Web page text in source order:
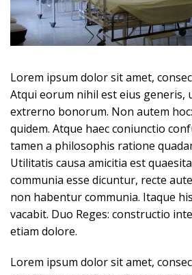
Lorem ipsum dolor sit amet,
Atqui eorum nihil est eius generis,
extrerno bonorum. Non autem
quidem. Atque haec coniunctio
tamen a philosophis ratione
Utilitatis causa amicitia est
communia esse dicuntur, recte
non habentur communia. Itaque
vacabit. Duo Reges: constructio
etiam dolore.
Lorem ipsum dolor sit amet,